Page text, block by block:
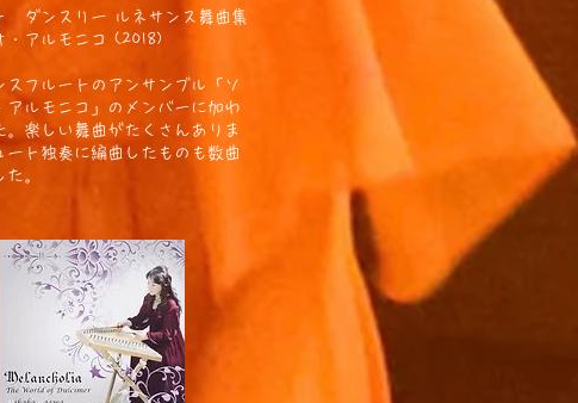
ダンスリー ルネサンス舞曲集
・アルモニコ (2018)
スフルートのアンサンブル「ソ
アルモニコ」のメンバーに加わ
。楽しい舞曲がたくさんありま
ート独奏に編曲したものも数曲
。